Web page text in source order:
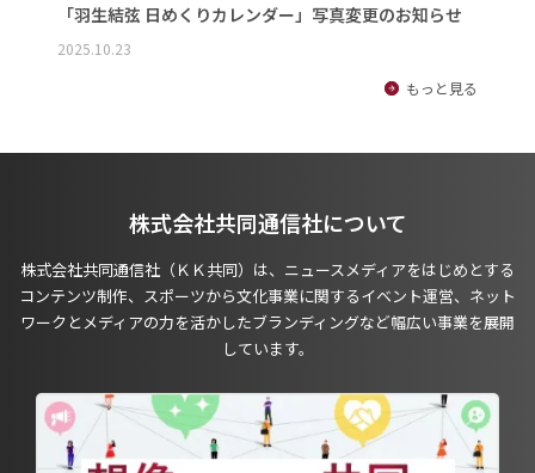
「羽生結弦 日めくりカレンダー」写真変更のお知らせ
2025.10.23
もっと見る
株式会社共同通信社について
株式会社共同通信社（ＫＫ共同）は、ニュースメディアをはじめとする
コンテンツ制作、スポーツから文化事業に関するイベント運営、ネット
ワークとメディアの力を活かしたブランディングなど幅広い事業を展開
しています。